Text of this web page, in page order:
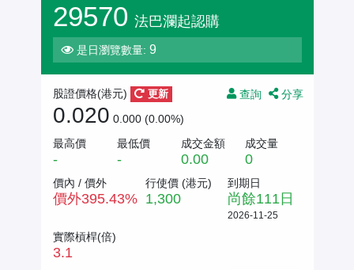
29570 法巴瀾起認購
是日瀏覽數量: 9
查詢 分享
股證價格(港元) 更新
0.020 0.000 (0.00%)
最高價
-
最低價
-
成交金額
0.00
成交量
0
價內 / 價外
價外395.43%
行使價 (港元)
1,300
到期日
尚餘111 日
2026-11-25
實際槓桿(倍)
3.1